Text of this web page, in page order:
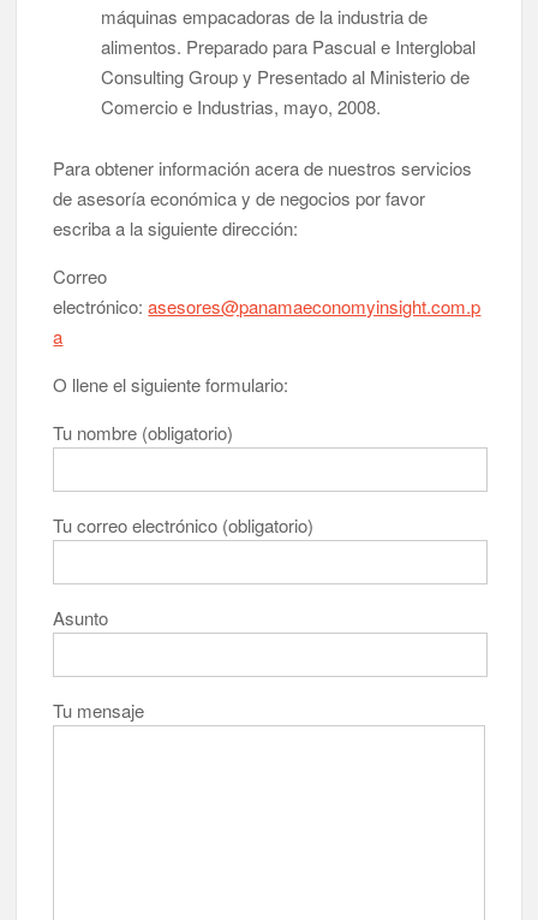
máquinas empacadoras de la industria de
alimentos. Preparado para Pascual e Interglobal
Consulting Group y Presentado al Ministerio de
Comercio e Industrias, mayo, 2008.
Para obtener información acera de nuestros servicios
de asesoría económica y de negocios por favor
escriba a la siguiente dirección:
Correo
electrónico:asesores@panamaeconomyinsight.com.p
a
O llene el siguiente formulario:
Tu nombre (obligatorio)
Tu correo electrónico (obligatorio)
Asunto
Tu mensaje